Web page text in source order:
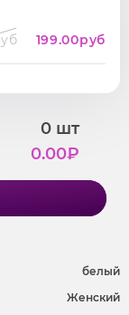
199.00руб
0 шт
0.00₽
белый
Женский